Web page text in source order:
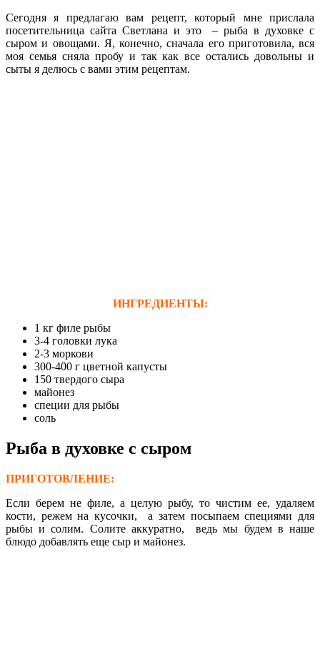
Сегодня я предлагаю вам рецепт, который мне прислала
посетительница сайта Светлана и это – рыба в духовке с
сыром и овощами. Я, конечно, сначала его приготовила, вся
моя семья сняла пробу и так как все остались довольны и
сыты я делюсь с вами этим рецептам.
ИНГРЕДИЕНТЫ:
1 кг филе рыбы
3-4 головки лука
2-3 моркови
300-400 г цветной капусты
150 твердого сыра
майонез
специи для рыбы
соль
Рыба в духовке с сыром
ПРИГОТОВЛЕНИЕ:
Если берем не филе, а целую рыбу, то чистим ее, удаляем
кости, режем на кусочки, а затем посыпаем специями для
рыбы и солим. Солите аккуратно, ведь мы будем в наше
блюдо добавлять еще сыр и майонез.